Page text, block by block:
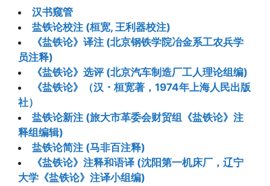
汉书窥管
盐铁论校注 (桓宽, 王利器校注)
《盐铁论》译注 (北京钢铁学院冶金系工农兵学
员注释)
《盐铁论》选评 (北京汽车制造厂工人理论组编)
《盐铁论》（汉・桓宽著，1974年上海人民出版
社）
盐铁论新注 (旅大市革委会财贸组《盐铁论》注
释组编辑)
盐铁论简注 (马非百注释)
《盐铁论》注释和语译 (沈阳第一机床厂，辽宁
大学《盐铁论》注译小组编)